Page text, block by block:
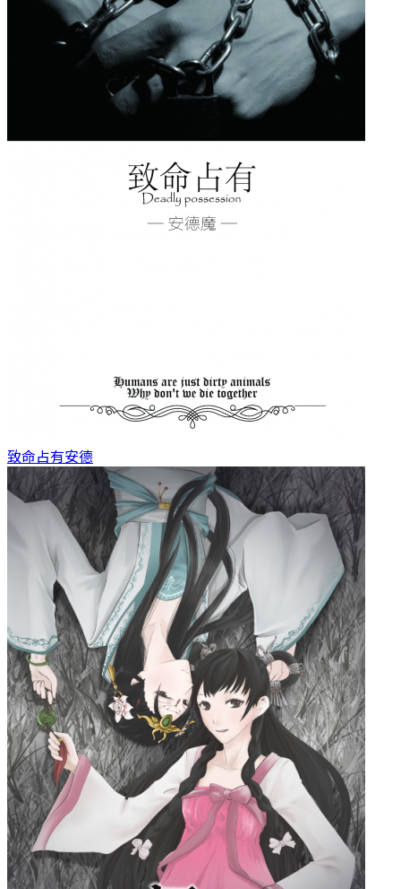
致命占有安德